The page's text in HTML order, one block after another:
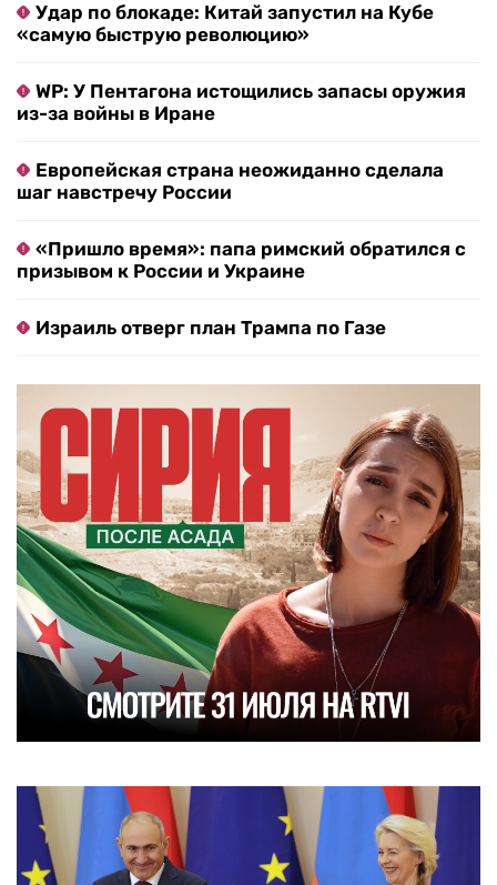
Удар по блокаде: Китай запустил на Кубе
«самую быструю революцию»
WP: У Пентагона истощились запасы оружия
из-за войны в Иране
Европейская страна неожиданно сделала
шаг навстречу России
«Пришло время»: папа римский обратился с
призывом к России и Украине
Израиль отверг план Трампа по Газе